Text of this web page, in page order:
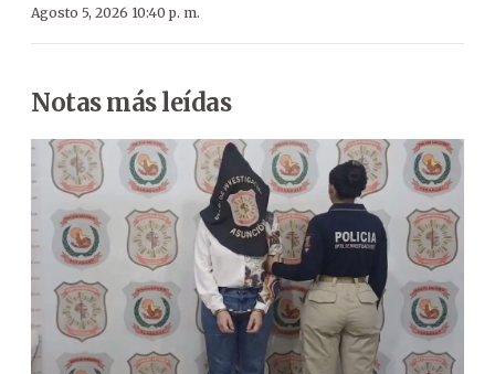
Agosto 5, 2026 10:40 p. m.
Notas más leídas